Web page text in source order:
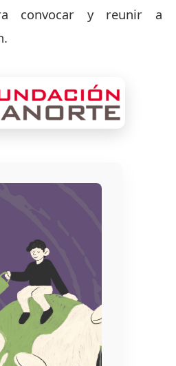
convocar y reunir a